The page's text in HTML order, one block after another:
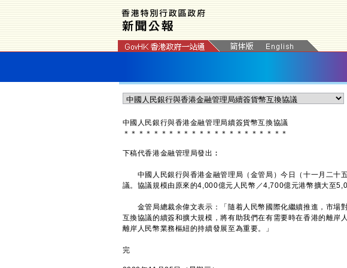
中國人民銀行與香港金融管理局續簽貨幣互換協議
＊ ＊ ＊ ＊ ＊ ＊ ＊ ＊ ＊ ＊ ＊ ＊ ＊ ＊ ＊ ＊ ＊ ＊ ＊ ＊ ＊ ＊
下稿代香港金融管理局發出︰
中國人民銀行與香港金融管理局（金管局）今日（十一月二十
議。協議規模由原來的4,000億元人民幣／4,700億元港幣擴大至
金管局總裁余偉文表示：「隨着人民幣國際化繼續推進，市場
互換協議的續簽和擴大規模，將有助我們在有需要時在香港的離岸
離岸人民幣業務樞紐的持續發展至為重要。」
完